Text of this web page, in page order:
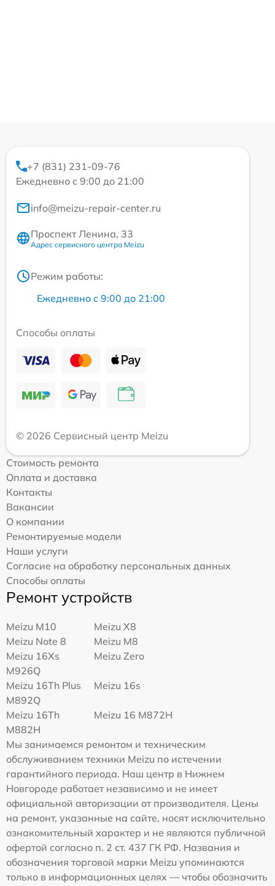
+7 (831) 231-09-76
Ежедневно с 9:00 до 21:00
info@meizu-repair-center.ru
Проспект Ленина, 33
Адрес сервисного центра Meizu
Режим работы:
Ежедневно с 9:00 до 21:00
Способы оплаты
© 2026 Сервисный центр Meizu
Стоимость ремонта
Оплата и доставка
Контакты
Вакансии
О компании
Ремонтируемые модели
Наши услуги
Согласие на обработку персональных данных
Способы оплаты
Ремонт устройств
Meizu M10
Meizu X8
Meizu Note 8
Meizu M8
Meizu 16Xs
M926Q
Meizu Zero
Meizu 16Th Plus
M892Q
Meizu 16s
Meizu 16Th
M882H
Meizu 16 M872H
Мы занимаемся ремонтом и техническим
обслуживанием техники Meizu по истечении
гарантийного периода. Наш центр в Нижнем
Новгороде работает независимо и не имеет
официальной авторизации от производителя. Цены
на ремонт, указанные на сайте, носят исключительно
ознакомительный характер и не являются публичной
офертой согласно п. 2 ст. 437 ГК РФ. Названия и
обозначения торговой марки Meizu упоминаются
только в информационных целях — чтобы обозначить